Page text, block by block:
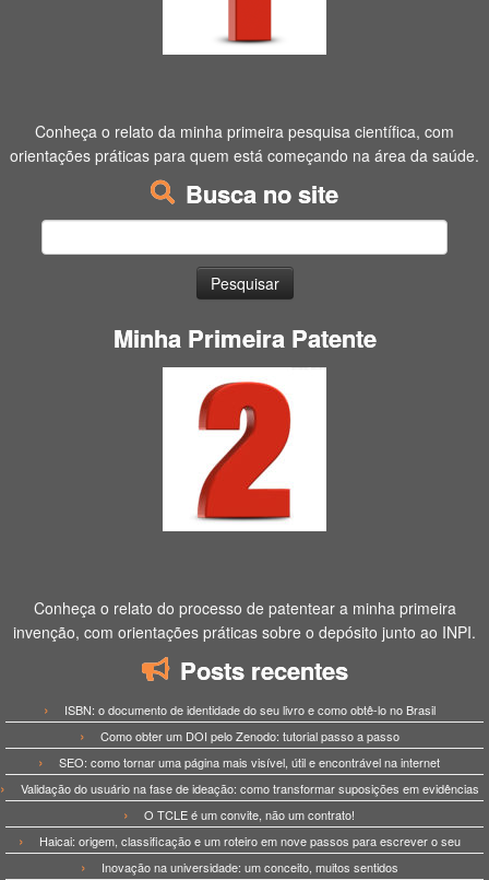
Conheça o relato da minha primeira pesquisa científica, com
orientações práticas para quem está começando na área da saúde.
Busca no site
Minha Primeira Patente
Conheça o relato do processo de patentear a minha primeira
invenção, com orientações práticas sobre o depósito junto ao INPI.
Posts recentes
ISBN: o documento de identidade do seu livro e como obtê-lo no Brasil
Como obter um DOI pelo Zenodo: tutorial passo a passo
SEO: como tornar uma página mais visível, útil e encontrável na internet
Validação do usuário na fase de ideação: como transformar suposições em evidências
O TCLE é um convite, não um contrato!
Haicai: origem, classificação e um roteiro em nove passos para escrever o seu
Inovação na universidade: um conceito, muitos sentidos